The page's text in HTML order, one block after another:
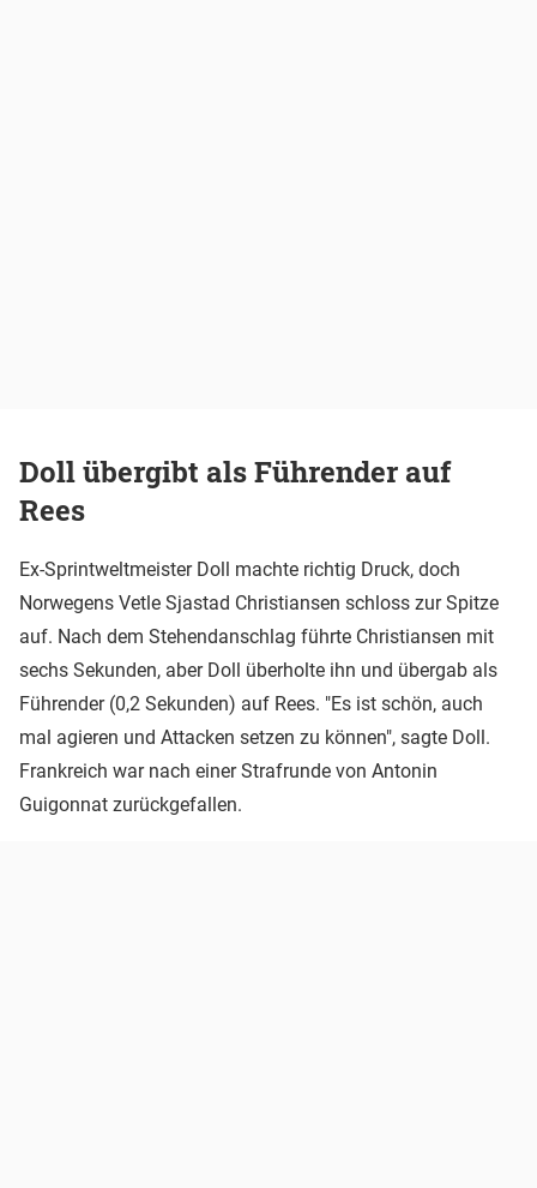
Doll übergibt als Führender auf
Rees
Ex-Sprintweltmeister Doll machte richtig Druck, doch
Norwegens Vetle Sjastad Christiansen schloss zur Spitze
auf. Nach dem Stehendanschlag führte Christiansen mit
sechs Sekunden, aber Doll überholte ihn und übergab als
Führender (0,2 Sekunden) auf Rees. "Es ist schön, auch
mal agieren und Attacken setzen zu können", sagte Doll.
Frankreich war nach einer Strafrunde von Antonin
Guigonnat zurückgefallen.